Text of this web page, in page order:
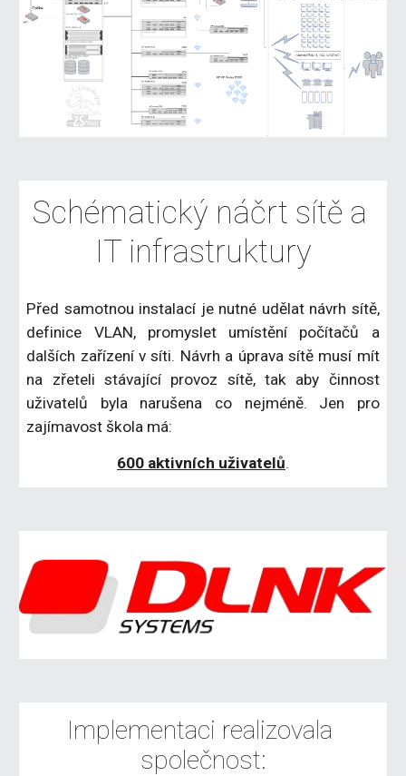
Schématický náčrt sítě a
IT infrastruktury
Před samotnou instalací je nutné udělat návrh sítě,
definice VLAN, promyslet umístění počítačů a
dalších zařízení v síti. Návrh a úprava sítě musí mít
na zřeteli stávající provoz sítě, tak aby činnost
uživatelů byla narušena co nejméně. Jen pro
zajímavost škola má:
600 aktivních uživatelů.
Implementaci realizovala
společnost: